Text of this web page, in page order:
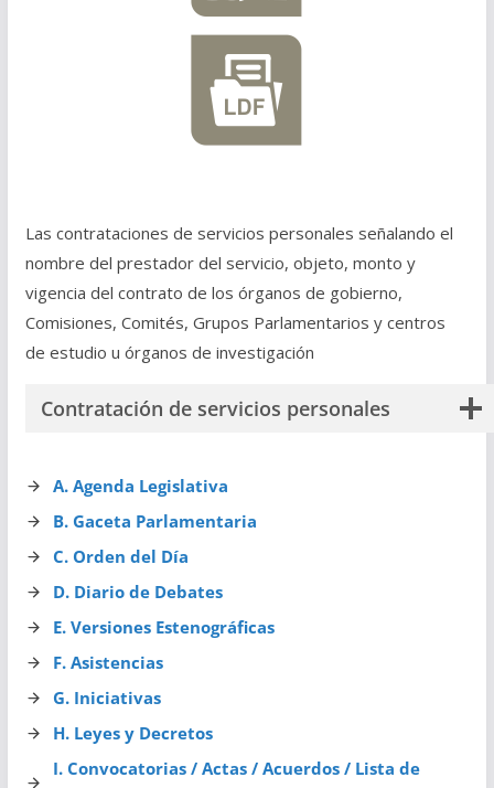
Las contrataciones de servicios personales señalando el
nombre del prestador del servicio, objeto, monto y
vigencia del contrato de los órganos de gobierno,
Comisiones, Comités, Grupos Parlamentarios y centros
de estudio u órganos de investigación
Contratación de servicios personales
A. Agenda Legislativa
B. Gaceta Parlamentaria
C. Orden del Día
D. Diario de Debates
E. Versiones Estenográficas
F. Asistencias
G. Iniciativas
H. Leyes y Decretos
I. Convocatorias / Actas / Acuerdos / Lista de